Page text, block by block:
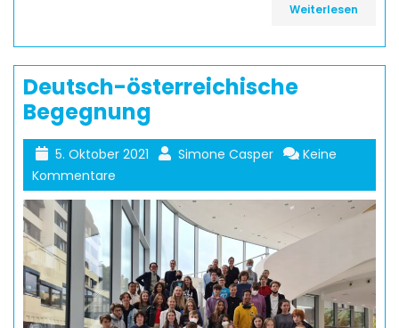
Weiterlesen
Deutsch-österreichische
Begegnung
5. Oktober 2021 Simone Casper
Keine
Kommentare